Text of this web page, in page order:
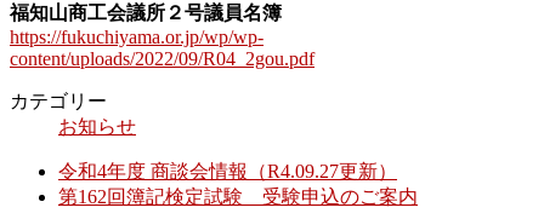
福知山商工会議所２号議員名簿
https://fukuchiyama.or.jp/wp/wp-
content/uploads/2022/09/R04_2gou.pdf
カテゴリー
お知らせ
令和4年度 商談会情報（R4.09.27更新）
第162回簿記検定試験 受験申込のご案内